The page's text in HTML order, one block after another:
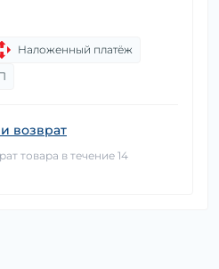
Наложенный платёж
возврат
товара в течение 14